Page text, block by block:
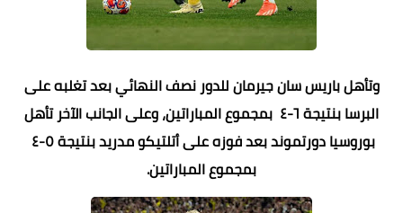
وتأهل باريس سان جيرمان للدور نصف النهائي بعد تغلبه على
البرسا بنتيجة ٦-٤ بمجموع المباراتين، وعلى الجانب الآخر تأهل
بمجموع المباراتين.